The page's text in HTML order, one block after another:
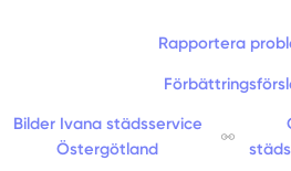
Rapportera
Bilder Ivana städsservice
Östergötland